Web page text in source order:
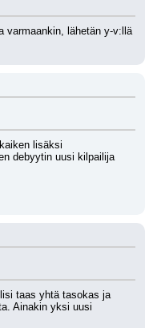
varmaankin, lähetän y-v:llä
lisäksi
debyytin uusi kilpailija
taas yhtä tasokas ja
Ainakin yksi uusi